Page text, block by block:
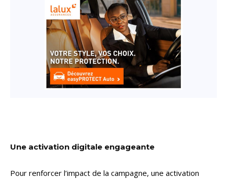
Une activation digitale engageante
Pour renforcer l’impact de la campagne, une activation